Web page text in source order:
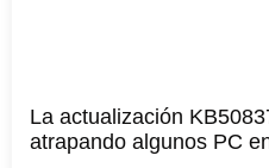
La actualización
atrapando algunos PC